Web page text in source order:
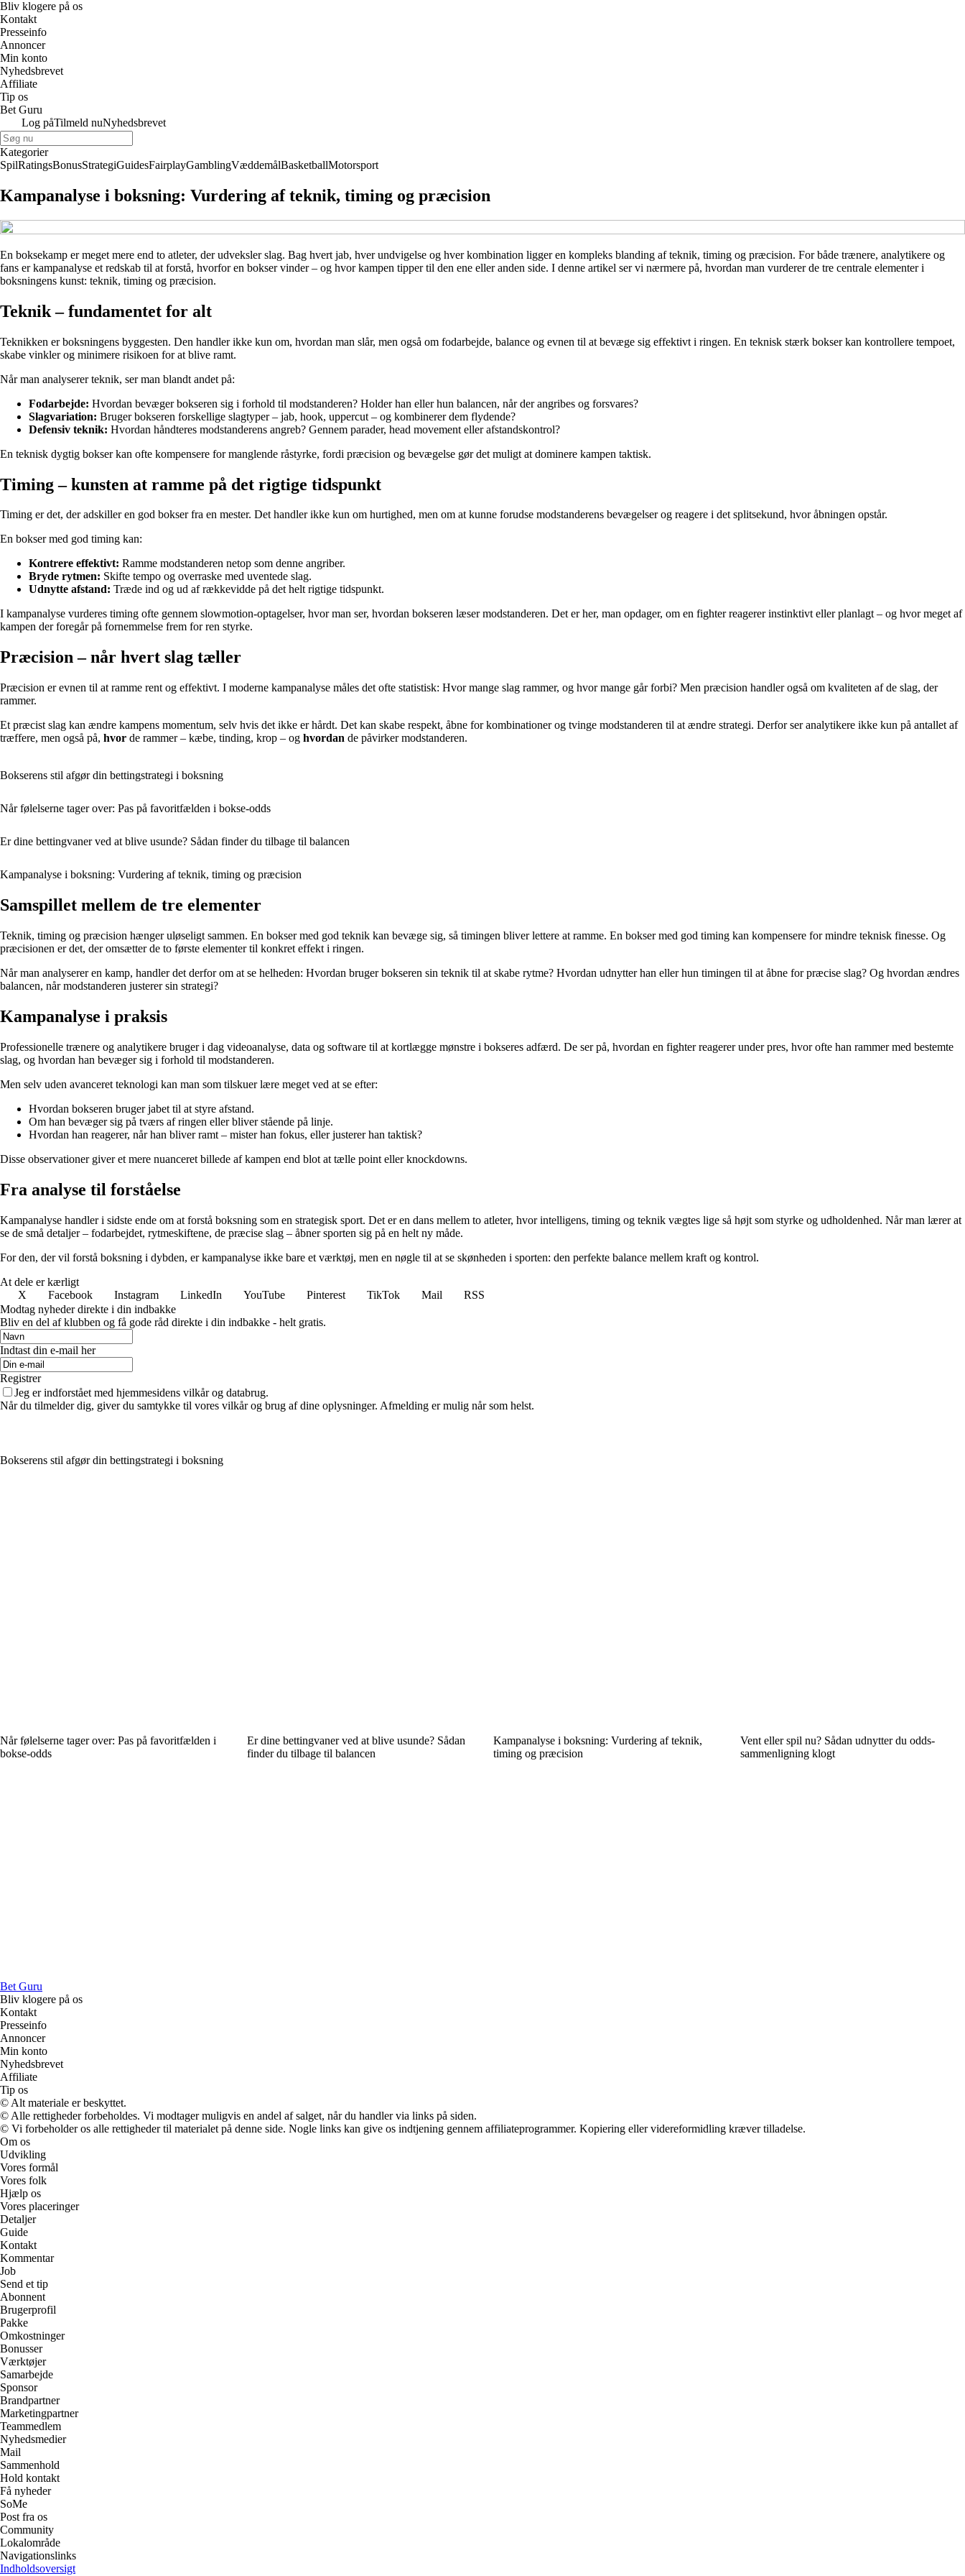
Bliv klogere på os
Kontakt
Presseinfo
Annoncer
Min konto
Nyhedsbrevet
Affiliate
Tip os
Bet Guru
Log påTilmeld nuNyhedsbrevet
Kategorier
SpilRatingsBonusStrategiGuidesFairplayGamblingVæddemålBasketballMotorsport
Kampanalyse i boksning: Vurdering af teknik, timing og præcision
En boksekamp er meget mere end to atleter, der udveksler slag. Bag hvert jab, hver undvigelse og hver kombination ligger en kompleks blanding af teknik, timing og præcision. For både trænere, analytikere og
fans er kampanalyse et redskab til at forstå, hvorfor en bokser vinder – og hvor kampen tipper til den ene eller anden side. I denne artikel ser vi nærmere på, hvordan man vurderer de tre centrale elementer i
boksningens kunst: teknik, timing og præcision.
Teknik – fundamentet for alt
Teknikken er boksningens byggesten. Den handler ikke kun om, hvordan man slår, men også om fodarbejde, balance og evnen til at bevæge sig effektivt i ringen. En teknisk stærk bokser kan kontrollere tempoet,
skabe vinkler og minimere risikoen for at blive ramt.
Når man analyserer teknik, ser man blandt andet på:
Fodarbejde: Hvordan bevæger bokseren sig i forhold til modstanderen? Holder han eller hun balancen, når der angribes og forsvares?
Slagvariation: Bruger bokseren forskellige slagtyper – jab, hook, uppercut – og kombinerer dem flydende?
Defensiv teknik: Hvordan håndteres modstanderens angreb? Gennem parader, head movement eller afstandskontrol?
En teknisk dygtig bokser kan ofte kompensere for manglende råstyrke, fordi præcision og bevægelse gør det muligt at dominere kampen taktisk.
Timing – kunsten at ramme på det rigtige tidspunkt
Timing er det, der adskiller en god bokser fra en mester. Det handler ikke kun om hurtighed, men om at kunne forudse modstanderens bevægelser og reagere i det splitsekund, hvor åbningen opstår.
En bokser med god timing kan:
Kontrere effektivt: Ramme modstanderen netop som denne angriber.
Bryde rytmen: Skifte tempo og overraske med uventede slag.
Udnytte afstand: Træde ind og ud af rækkevidde på det helt rigtige tidspunkt.
I kampanalyse vurderes timing ofte gennem slowmotion-optagelser, hvor man ser, hvordan bokseren læser modstanderen. Det er her, man opdager, om en fighter reagerer instinktivt eller planlagt – og hvor meget af
kampen der foregår på fornemmelse frem for ren styrke.
Præcision – når hvert slag tæller
Præcision er evnen til at ramme rent og effektivt. I moderne kampanalyse måles det ofte statistisk: Hvor mange slag rammer, og hvor mange går forbi? Men præcision handler også om kvaliteten af de slag, der
rammer.
Et præcist slag kan ændre kampens momentum, selv hvis det ikke er hårdt. Det kan skabe respekt, åbne for kombinationer og tvinge modstanderen til at ændre strategi. Derfor ser analytikere ikke kun på antallet af
træffere, men også på, hvor de rammer – kæbe, tinding, krop – og hvordan de påvirker modstanderen.
Bokserens stil afgør din bettingstrategi i boksning
Når følelserne tager over: Pas på favoritfælden i bokse-odds
Er dine bettingvaner ved at blive usunde? Sådan finder du tilbage til balancen
Kampanalyse i boksning: Vurdering af teknik, timing og præcision
Samspillet mellem de tre elementer
Teknik, timing og præcision hænger uløseligt sammen. En bokser med god teknik kan bevæge sig, så timingen bliver lettere at ramme. En bokser med god timing kan kompensere for mindre teknisk finesse. Og
præcisionen er det, der omsætter de to første elementer til konkret effekt i ringen.
Når man analyserer en kamp, handler det derfor om at se helheden: Hvordan bruger bokseren sin teknik til at skabe rytme? Hvordan udnytter han eller hun timingen til at åbne for præcise slag? Og hvordan ændres
balancen, når modstanderen justerer sin strategi?
Kampanalyse i praksis
Professionelle trænere og analytikere bruger i dag videoanalyse, data og software til at kortlægge mønstre i bokseres adfærd. De ser på, hvordan en fighter reagerer under pres, hvor ofte han rammer med bestemte
slag, og hvordan han bevæger sig i forhold til modstanderen.
Men selv uden avanceret teknologi kan man som tilskuer lære meget ved at se efter:
Hvordan bokseren bruger jabet til at styre afstand.
Om han bevæger sig på tværs af ringen eller bliver stående på linje.
Hvordan han reagerer, når han bliver ramt – mister han fokus, eller justerer han taktisk?
Disse observationer giver et mere nuanceret billede af kampen end blot at tælle point eller knockdowns.
Fra analyse til forståelse
Kampanalyse handler i sidste ende om at forstå boksning som en strategisk sport. Det er en dans mellem to atleter, hvor intelligens, timing og teknik vægtes lige så højt som styrke og udholdenhed. Når man lærer at
se de små detaljer – fodarbejdet, rytmeskiftene, de præcise slag – åbner sporten sig på en helt ny måde.
For den, der vil forstå boksning i dybden, er kampanalyse ikke bare et værktøj, men en nøgle til at se skønheden i sporten: den perfekte balance mellem kraft og kontrol.
At dele er kærligt
X
Facebook Instagram LinkedIn YouTube Pinterest TikTok Mail
RSS
Modtag nyheder direkte i din indbakke
Bliv en del af klubben og få gode råd direkte i din indbakke - helt gratis.
Indtast din e-mail her
Registrer
Jeg er indforstået med hjemmesidens vilkår og databrug.
Når du tilmelder dig, giver du samtykke til vores vilkår og brug af dine oplysninger. Afmelding er mulig når som helst.
Bokserens stil afgør din bettingstrategi i boksning
Når følelserne tager over: Pas på favoritfælden i
bokse-odds
Er dine bettingvaner ved at blive usunde? Sådan
finder du tilbage til balancen
Kampanalyse i boksning: Vurdering af teknik,
timing og præcision
Vent eller spil nu? Sådan udnytter du odds­
sammenligning klogt
Bet Guru
Bliv klogere på os
Kontakt
Presseinfo
Annoncer
Min konto
Nyhedsbrevet
Affiliate
Tip os
© Alt materiale er beskyttet.
© Alle rettigheder forbeholdes. Vi modtager muligvis en andel af salget, når du handler via links på siden.
© Vi forbeholder os alle rettigheder til materialet på denne side. Nogle links kan give os indtjening gennem affiliateprogrammer. Kopiering eller videreformidling kræver tilladelse.
Om os
Udvikling
Vores formål
Vores folk
Hjælp os
Vores placeringer
Detaljer
Guide
Kontakt
Kommentar
Job
Send et tip
Abonnent
Brugerprofil
Pakke
Omkostninger
Bonusser
Værktøjer
Samarbejde
Sponsor
Brandpartner
Marketingpartner
Teammedlem
Nyhedsmedier
Mail
Sammenhold
Hold kontakt
Få nyheder
SoMe
Post fra os
Community
Lokalområde
Navigationslinks
Indholdsoversigt